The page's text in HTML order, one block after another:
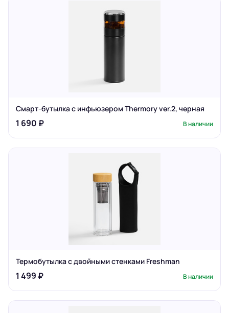
Смарт-бутылка с инфьюзером Thermory ver.2, черная
1 690 ₽ В наличии
Термобутылка с двойными стенками Freshman
1 499 ₽ В наличии